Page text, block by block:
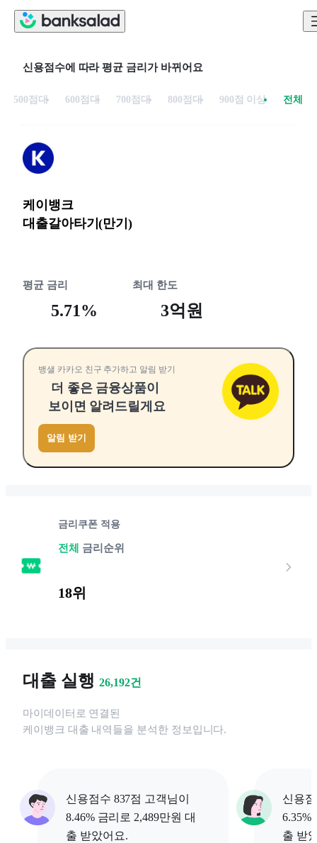
신용점수에 따라 평균 금리가 바뀌어요
500점대 600점대 700점대 800점대 900점 이상 전체
케이뱅크
대출갈아타기(만기)
평균 금리
5.71%
최대 한도
3억원
뱅샐 카카오 친구 추가하고 알림 받기
더 좋은 금융상품이
보이면 알려드릴게요
알림 받기
금리쿠폰 적용
전체 금리순위
18위
대출 실행 26,192건
마이데이터로 연결된
케이뱅크 대출 내역들을 분석한 정보입니다.
신용점수 837점 고객님이
8.46% 금리로 2,489만원 대
출 받았어요.
신용
6.35%
출 받